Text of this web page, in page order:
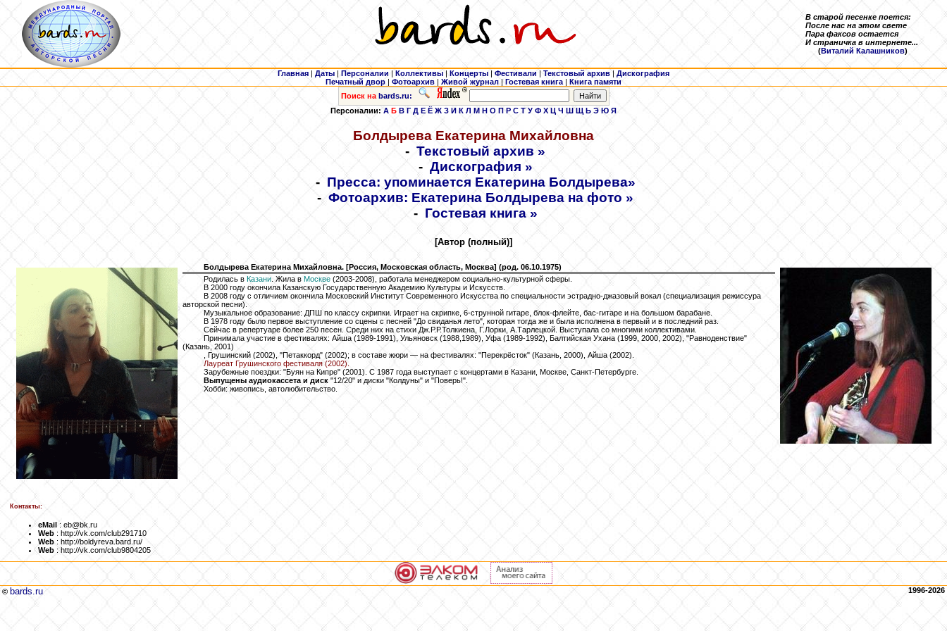
В старой песенке поется:
После нас на этом свете
Пара факсов остается
И страничка в интернете...
(Виталий Калашников)
Главная | Даты | Персоналии | Коллективы | Концерты | Фестивали | Текстовый архив | Дискография
Печатный двор | Фотоархив | Живой журнал | Гостевая книга | Книга памяти
Поиск на bards.ru:
Персоналии:А Б В Г Д Е Ё Ж З И К Л М Н О П Р С Т У Ф Х Ц Ч Ш Щ Ь Э Ю Я
Болдырева Екатерина Михайловна
- Текстовый архив »
- Дискография »
- Пресса: упоминается Екатерина Болдырева»
- Фотоархив: Екатерина Болдырева на фото »
- Гостевая книга »
[Автор (полный)]
БолдыреваЕкатерина Михайловна. [Россия, Московская область, Москва] (род. 06.10.1975)
Родилась в Казани. Жила в Москве(2003-2008), работала менеджером социально-культурной сферы.
В 2000 году окончила Казанскую Государственную Академию Культуры и Искусств.
В 2008 году с отличием окончила Московский Институт Современного Искусства по специальности эстрадно-джазовый вокал (специализация режиссура
авторской песни).
Музыкальное образование: ДПШ по классу скрипки. Играет на скрипке, 6-струнной гитаре, блок-флейте, бас-гитаре и на большом барабане.
В 1978 году было первое выступление со сцены с песней "До свиданья лето", которая тогда же и была исполнена в первый и в последний раз.
Сейчас в репертуаре более 250 песен. Среди них на стихи Дж.Р.Р.Толкиена, Г.Лорки, А.Тарлецкой. Выступала со многими коллективами.
Принимала участие в фестивалях: Айша (1989-1991), Ульяновск (1988,1989), Уфа (1989-1992), Балтийская Ухана (1999, 2000, 2002), "Равноденствие"
(Казань, 2001)
, Грушинский (2002), "Петаккорд" (2002); в составе жюри — на фестивалях: "Перекрёсток" (Казань, 2000), Айша (2002).
Лауреат Грушинского фестиваля (2002).
Зарубежные поездки: "Буян на Кипре" (2001). С 1987 года выступает с концертами в Казани, Москве, Санкт-Петербурге.
Выпущены аудиокассета и диск"12/20" и диски "Колдуны" и "Поверь!".
Хобби: живопись, автолюбительство.
Контакты:
eMail: eb@bk.ru
Web: http://vk.com/club291710
Web: http://boldyreva.bard.ru/
Web: http://vk.com/club9804205
© bards.ru 1996-2026